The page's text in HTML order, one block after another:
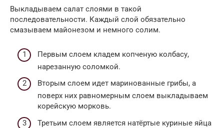
Выкладываем салат слоями в такой
последовательности. Каждый слой обязательно
смазываем майонезом и немного солим.
Первым слоем кладем копченую колбасу,
нарезанную соломкой.
Вторым слоем идет маринованные грибы, а
поверх них равномерным слоем выкладываем
корейскую морковь.
Третьим слоем является натёртые куриные яйца